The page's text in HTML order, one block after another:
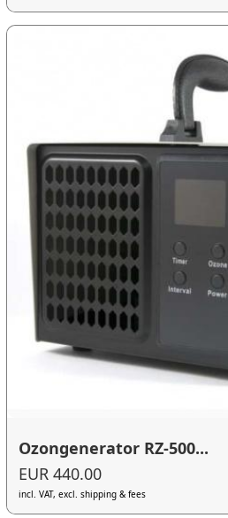
Ozongenerator RZ-500...
EUR 440.00
incl. VAT, excl. shipping & fees